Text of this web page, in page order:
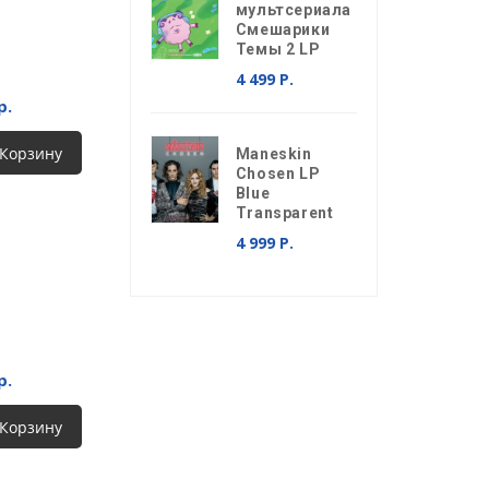
мультсериала
Смешарики
Темы 2 LP
4 499 Р.
Maneskin
Chosen LP
Blue
Transparent
4 999 Р.